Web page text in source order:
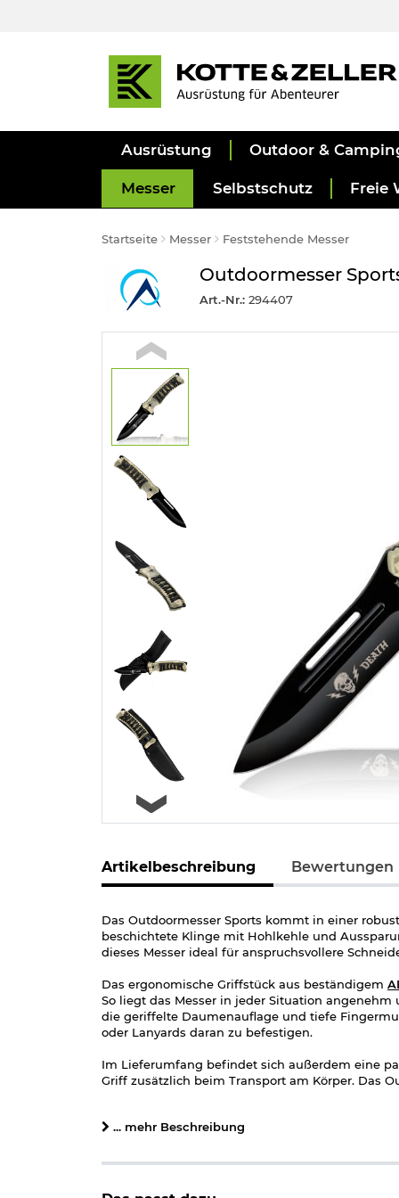
Ausrüstung Outdoor &
Messer Selbstschutz Freie
Startseite Messer Feststehende Messer
Outdoormesser
Art.-Nr.: 294407
Artikelbeschreibung Bewertungen
Das Outdoormesser Sports kommt in einer
beschichtete Klinge mit Hohlkehle und
dieses Messer ideal für anspruchsvollere
Das ergonomische Griffstück aus beständigem
So liegt das Messer in jeder Situation
die geriffelte Daumenauflage und tiefe
oder Lanyards daran zu befestigen.
Im Lieferumfang befindet sich außerdem eine
Griff zusätzlich beim Transport am Körper. Das
Lieferumfang:
Nylonscheide schwarz
... mehr Beschreibung